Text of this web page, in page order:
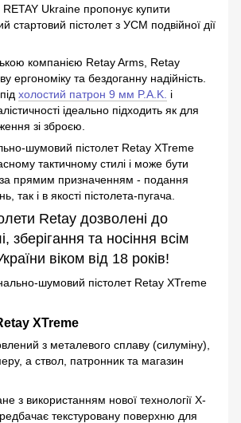
RETAY Ukraine пропонує купити
стартовий пістолет з УСМ подвійної дії
компанією Retay Arms, Retay
ергономіку та бездоганну надійність.
холостий патрон 9 мм P.A.K. і
ідеально підходить як для
зі зброєю.
шумовий пістолет Retay XTreme
тактичному стилі і може бути
прямим призначенням - подання
так і в якості пістолета-пугача.
Retay дозволені до
зберігання та носіння всім
віком від 18 років!
XTreme
з металевого сплаву (силуміну),
а ствол, патронник та магазин
з використанням нової технології X-
текстуровану поверхню для